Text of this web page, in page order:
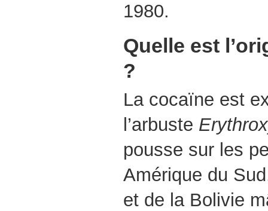
1980.
Quelle est
?
La cocaïne est
l’arbuste
pousse sur les
Amérique du
et de la Bolivie